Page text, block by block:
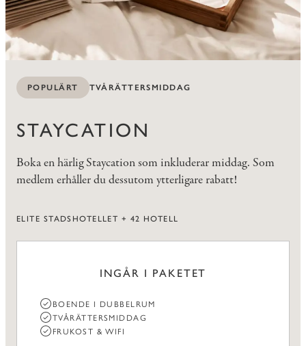
POPULÄRT TVÅRÄTTERSMIDDAG
STAYCATION
Boka en härlig Staycation som inkluderar middag. Som
medlem erhåller du dessutom ytterligare rabatt!
ELITE STADSHOTELLET + 42 HOTELL
INGÅR I PAKETET
BOENDE I DUBBELRUM
TVÅRÄTTERSMIDDAG
FRUKOST & WIFI